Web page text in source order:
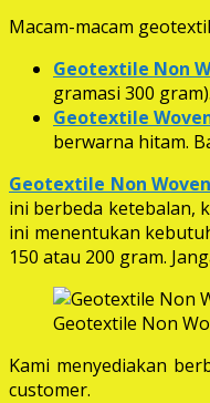
Macam-macam
Geotextile Non
gramasi 300
Geotextile
berwarna hitam.
Geotextile Non Woven
ini berbeda ketebalan,
ini menentukan
150 atau 200 gram.
Geotextile Non
Kami menyediakan
customer.